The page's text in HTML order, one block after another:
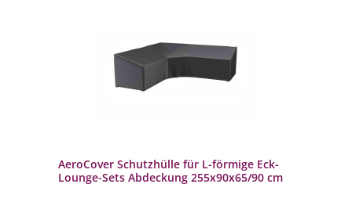
AeroCover Schutzhülle für L-förmige Eck-
Lounge-Sets Abdeckung 255x90x65/90 cm